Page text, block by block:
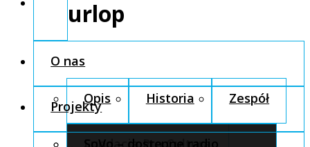
O nas
Opis Historia Zespół
Fundacja Pro Cultura
Projekty
SoVo – dostępne radio
urlop